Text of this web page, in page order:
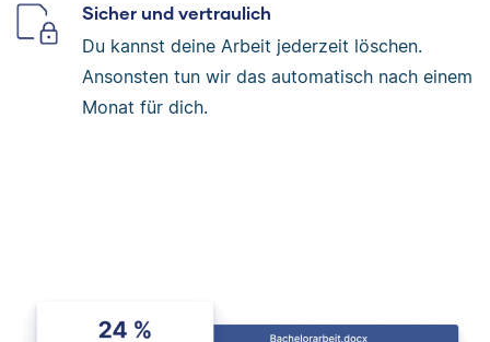
Sicher und vertraulich
Du kannst deine Arbeit jederzeit löschen.
Ansonsten tun wir das automatisch nach einem
Monat für dich.